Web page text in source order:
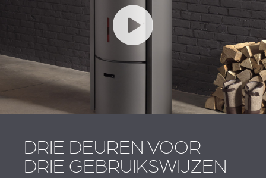
DRIE DEUREN VOOR
DRIE GEBRUIKSWIJZEN